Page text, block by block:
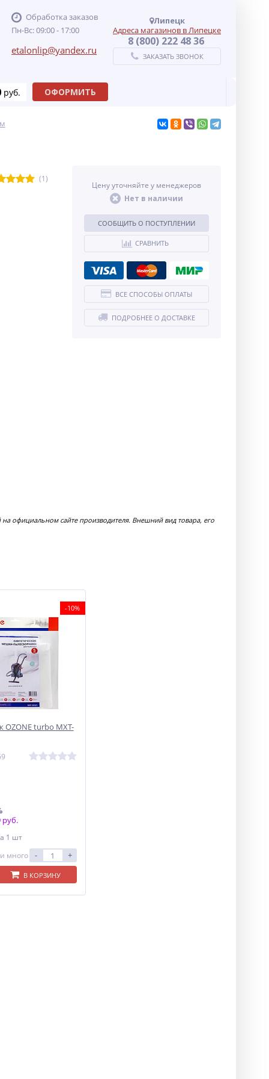
Обработка заказов
Пн-Вс: 09:00 - 17:00
etalonlip@yandex.ru
Липецк
Адреса магазинов в Липецке
8 (800) 222 48 36
ЗАКАЗАТЬ ЗВОНОК
руб. ОФОРМИТЬ
(1)
Цену уточняйте у менеджеров
Нет в наличии
СООБЩИТЬ О ПОСТУПЛЕНИИ
СРАВНИТЬ
ВСЕ СПОСОБЫ ОПЛАТЫ
ПОДРОБНЕЕ О ДОСТАВКЕ
официальном сайте производителя. Внешний вид товара, его
-10%
OZONE turbo MXT-
1 шт
много
- +
В КОРЗИНУ